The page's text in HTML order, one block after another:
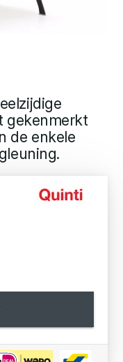
gekenmerkt
de enkele